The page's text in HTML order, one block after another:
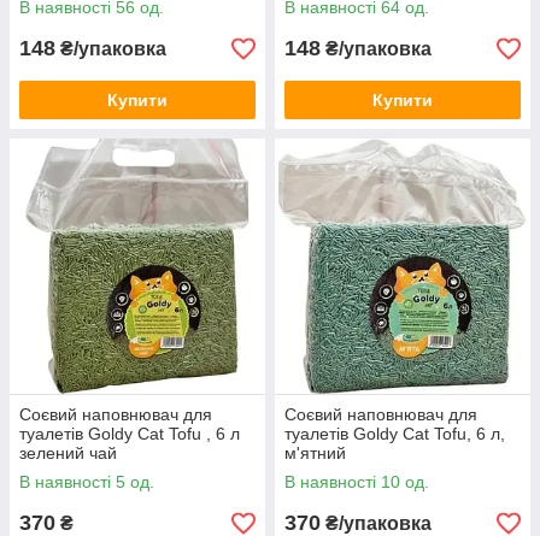
В наявності 56 од.
148 ₴/упаковка
Купити
В наявності 64 од.
148 ₴/упаковка
Купити
Соєвий наповнювач для
туалетів Goldy Cat Tofu , 6 л
зелений чай
В наявності 5 од.
370 ₴
Соєвий наповнювач для
туалетів Goldy Cat Tofu, 6 л,
м'ятний
В наявності 10 од.
370 ₴/упаковка